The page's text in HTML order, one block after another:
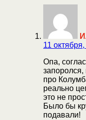
11
Опа,
запоролся,
про
реально
это не
Было бы
подавали!